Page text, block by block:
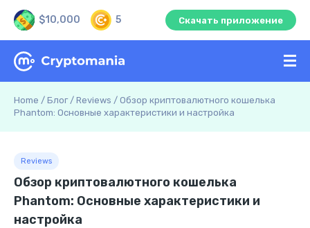
$10,000 5 Скачать приложение
Home / Блог/ Reviews / Обзор криптовалютного кошелька
Phantom: Основные характеристики и настройка
Reviews
Обзор криптовалютного кошелька
Phantom: Основные характеристики и
настройка